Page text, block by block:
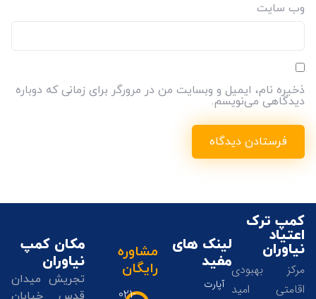
وب‌ سایت
ذخیره نام، ایمیل و وبسایت من در مرورگر برای زمانی که دوباره
دیدگاهی می‌نویسم.
کمپ ترک
اعتیاد
نیاوران
مرکز بهبودی
اقامتی امید
لینک های
مفید
آپارت
مشاوره
رایگان
021-
مکان کمپ
نیاوران
تجریش میدان